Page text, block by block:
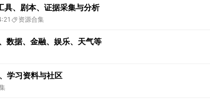
具、剧本、证据采集与分析
资源合集
数据、金融、娱乐、天气等
学习资料与社区